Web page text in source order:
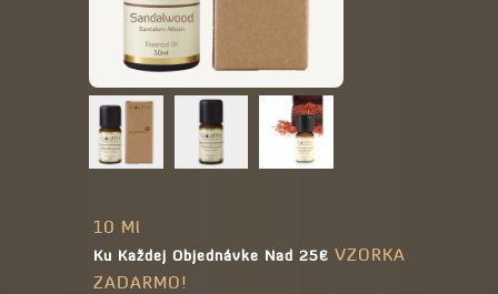
10 Ml
Ku Každej Objednávke Nad 25€ VZORKA
ZADARMO!